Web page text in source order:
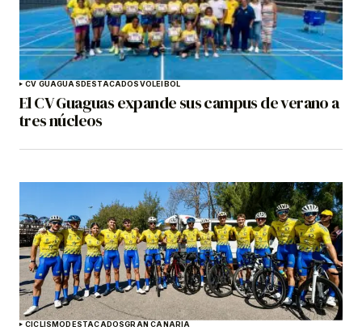
CV GUAGUASDESTACADOSVOLEIBOL
El CV Guaguas expande sus campus de verano a
tres núcleos
CICLISMODESTACADOSGRAN CANARIA